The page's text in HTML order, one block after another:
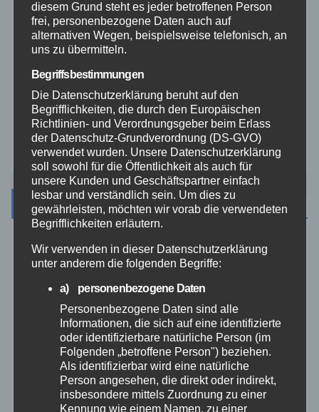
Veranstaltungen
Westerwald
Zoll
Archiv
August 2026
Juli 2026
Juni 2026
Mai 2026
April 2026
diesem Grund steht es jeder betroffenen Person
frei, personenbezogene Daten auch auf
alternativen Wegen, beispielsweise telefonisch, an
uns zu übermitteln.
Begriffsbestimmungen
Die Datenschutzerklärung beruht auf den
Begrifflichkeiten, die durch den Europäischen
Richtlinien- und Verordnungsgeber beim Erlass
der Datenschutz-Grundverordnung (DS-GVO)
verwendet wurden. Unsere Datenschutzerklärung
soll sowohl für die Öffentlichkeit als auch für
unsere Kunden und Geschäftspartner einfach
lesbar und verständlich sein. Um dies zu
gewährleisten, möchten wir vorab die verwendeten
Begrifflichkeiten erläutern.
Wir verwenden in dieser Datenschutzerklärung
unter anderem die folgenden Begriffe:
a) personenbezogene Daten
Personenbezogene Daten sind alle
Informationen, die sich auf eine identifizierte
oder identifizierbare natürliche Person (im
Folgenden „betroffene Person") beziehen.
Als identifizierbar wird eine natürliche
Person angesehen, die direkt oder indirekt,
insbesondere mittels Zuordnung zu einer
Kennung wie einem Namen, zu einer